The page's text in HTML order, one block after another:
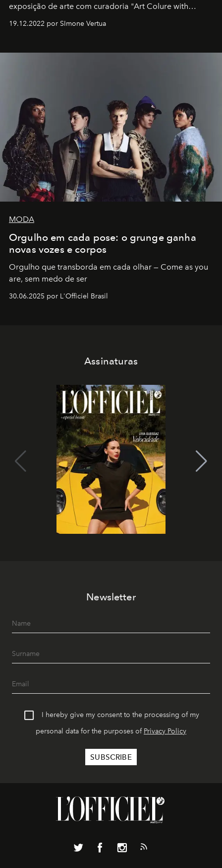
exposição de arte com curadoria "Art Colure with
19.12.2022 por SImone Vertua
MODA
Orgulho em cada pose: o grunge ganha
novas vozes e corpos
Orgulho que transborda em cada olhar — Come as you
are, sem medo de ser
30.06.2025 por L'Officiel Brasil
Assinaturas
Newsletter
I hereby give my consent to the processing of my
personal data for the purposes of Privacy Policy